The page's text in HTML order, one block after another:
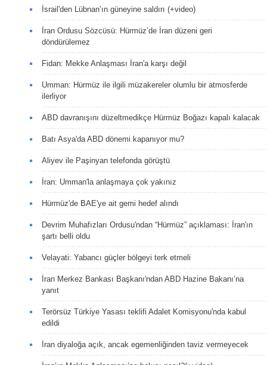
İsrail'den Lübnan’ın güneyine saldırı (+video)
İran Ordusu Sözcüsü: Hürmüz’de İran düzeni geri
döndürülemez
Fidan: Mekke Anlaşması İran'a karşı değil
Umman: Hürmüz ile ilgili müzakereler olumlu bir atmosferde
ilerliyor
ABD davranışını düzeltmedikçe Hürmüz Boğazı kapalı kalacak
Batı Asya'da ABD dönemi kapanıyor mu?
Aliyev ile Paşinyan telefonda görüştü
İran: Umman'la anlaşmaya çok yakınız
Hürmüz'de BAE'ye ait gemi hedef alındı
Devrim Muhafızları Ordusu'ndan “Hürmüz” açıklaması: İran'ın
şartı belli oldu
Velayati: Yabancı güçler bölgeyi terk etmeli
İran Merkez Bankası Başkanı'ndan ABD Hazine Bakanı’na
yanıt
Terörsüz Türkiye Yasası teklifi Adalet Komisyonu'nda kabul
edildi
İran diyaloğa açık, ancak egemenliğinden taviz vermeyecek